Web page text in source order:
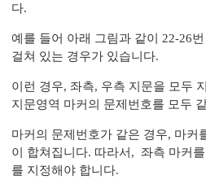
다.
예를 들어 아래 그림과 같이 22-26
걸쳐 있는 경우가 있습니다.
이런 경우, 좌측, 우측 지문을 모두
지문영역 마커의 문제번호를 모두
마커의 문제번호가 같은 경우, 마커
이 합쳐집니다. 따라서, 좌측 마커
를 지정해야 합니다.